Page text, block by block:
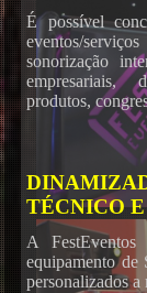
É possível
eventos/
sonorização
empresariais,
produtos,
TÉCNICO
A
equipamento de
personalizados a